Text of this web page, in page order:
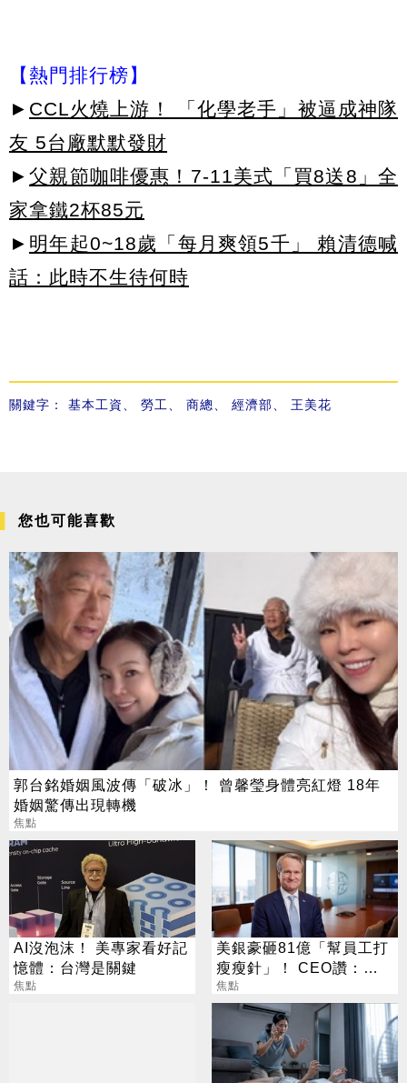
【熱門排行榜】
► CCL火燒上游！ 「化學老手」被逼成神隊
友 5台廠默默發財
► 父親節咖啡優惠！7-11美式「買8送8」全
家拿鐵2杯85元
► 明年起0~18歲「每月爽領5千」 賴清德喊
話：此時不生待何時
關鍵字： 基本工資、 勞工、 商總、 經濟部、 王美花
您也可能喜歡
郭台銘婚姻風波傳「破冰」！ 曾馨瑩身體亮紅燈 18年
婚姻驚傳出現轉機
焦點
AI沒泡沫！ 美專家看好記
憶體：台灣是關鍵
焦點
美銀豪砸81億「幫員工打
瘦瘦針」！ CEO讚：一
項值得的投資
焦點